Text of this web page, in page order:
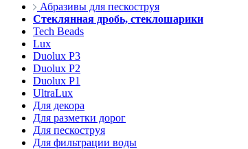
Абразивы для пескоструя
Стеклянная дробь, стеклошарики
Tech Beads
Lux
Duolux P3
Duolux P2
Duolux P1
UltraLux
Для декора
Для разметки дорог
Для пескоструя
Для фильтрации воды